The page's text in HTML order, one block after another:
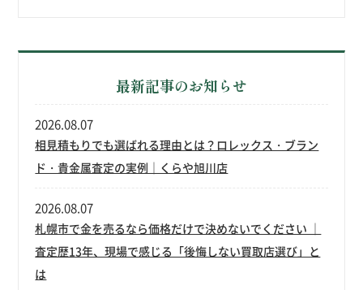
最新記事のお知らせ
相見積もりでも選ばれる理由とは？ロレックス・ブラン
ド・貴金属査定の実例｜くらや旭川店
2026.08.07
札幌市で金を売るなら価格だけで決めないでください ｜
査定歴13年、現場で感じる「後悔しない買取店選び」と
は
2026.08.07